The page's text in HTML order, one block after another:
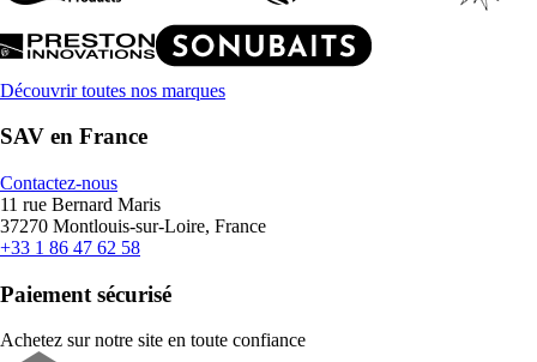
Découvrir toutes nos marques
SAV en France
Contactez-nous
11 rue Bernard Maris
37270 Montlouis-sur-Loire, France
+33 1 86 47 62 58
Paiement sécurisé
Achetez sur notre site en toute confiance